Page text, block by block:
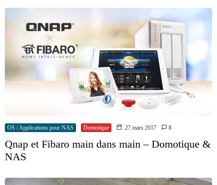
OS / Applications pour NAS Domotique 27 mars 2017 8
Qnap et Fibaro main dans main – Domotique &
NAS